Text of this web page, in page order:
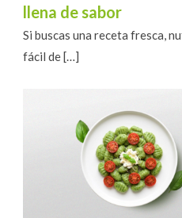
llena de sabor
Si buscas una receta fresca,
fácil de[…]